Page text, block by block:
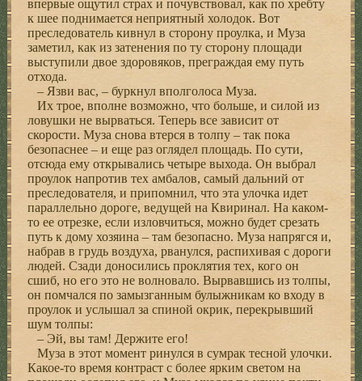
впервые ощутил страх и почувствовал, как по хребту
к шее поднимается неприятный холодок. Вот
преследователь кивнул в сторону проулка, и Муза
заметил, как из затенения по ту сторону площади
выступили двое здоровяков, преграждая ему путь
отхода.
– Язви вас, – буркнул вполголоса Муза.
Их трое, вполне возможно, что больше, и силой из
ловушки не вырваться. Теперь все зависит от
скорости. Муза снова втерся в толпу – так пока
безопаснее – и еще раз оглядел площадь. По сути,
отсюда ему открывались четыре выхода. Он выбрал
проулок напротив тех амбалов, самый дальний от
преследователя, и припомнил, что эта улочка идет
параллельно дороге, ведущей на Квиринал. На каком-
то ее отрезке, если изловчиться, можно будет срезать
путь к дому хозяина – там безопасно. Муза напрягся и,
набрав в грудь воздуха, рванулся, распихивая с дороги
людей. Сзади доносились проклятия тех, кого он
сшиб, но его это не волновало. Вырвавшись из толпы,
он помчался по замызганным булыжникам ко входу в
проулок и услышал за спиной окрик, перекрывший
шум толпы:
– Эй, вы там! Держите его!
Муза в этот момент ринулся в сумрак тесной улочки.
Какое-то время контраст с более ярким светом на